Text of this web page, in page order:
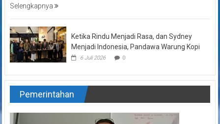
Selengkapnya
Ketika Rindu Menjadi Rasa, dan Sydney
Menjadi Indonesia, Pandawa Warung Kopi
6 Juli 2026 0
Pemerintahan